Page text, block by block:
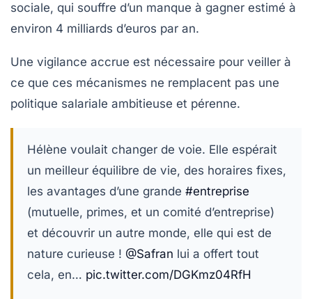
sociale, qui souffre d’un manque à gagner estimé à
environ 4 milliards d’euros par an.
Une vigilance accrue est nécessaire pour veiller à
ce que ces mécanismes ne remplacent pas une
politique salariale ambitieuse et pérenne.
Hélène voulait changer de voie. Elle espérait
un meilleur équilibre de vie, des horaires fixes,
les avantages d’une grande #entreprise
(mutuelle, primes, et un comité d’entreprise)
et découvrir un autre monde, elle qui est de
nature curieuse ! @Safran lui a offert tout
cela, en… pic.twitter.com/DGKmz04RfH